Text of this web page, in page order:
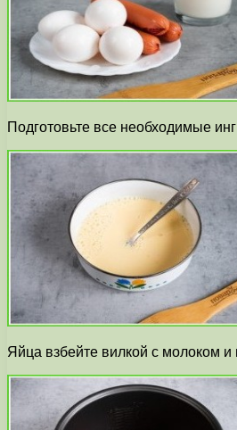
Подготовьте все необходимые
Яйца взбейте вилкой с молоком и